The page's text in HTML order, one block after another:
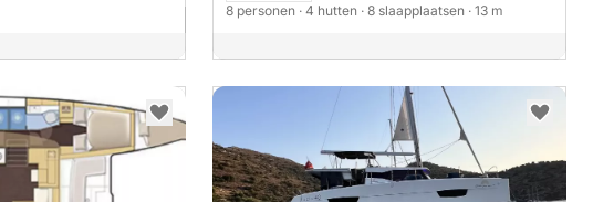
8 personen · 4 hutten · 8 slaapplaatsen · 13 m